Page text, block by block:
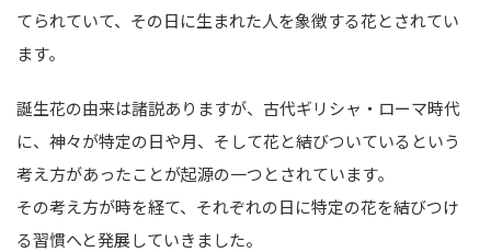
てられていて、その日に生まれた人を象徴する花とされてい
ます。
誕生花の由来は諸説ありますが、古代ギリシャ・ローマ時代
に、神々が特定の日や月、そして花と結びついているという
考え方があったことが起源の一つとされています。
その考え方が時を経て、それぞれの日に特定の花を結びつけ
る習慣へと発展していきました。